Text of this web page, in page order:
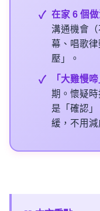
在家 6 個
溝通機會
幕、唱歌
壓」。
「大雞慢
期。懷疑
是「確認
緩，不用減